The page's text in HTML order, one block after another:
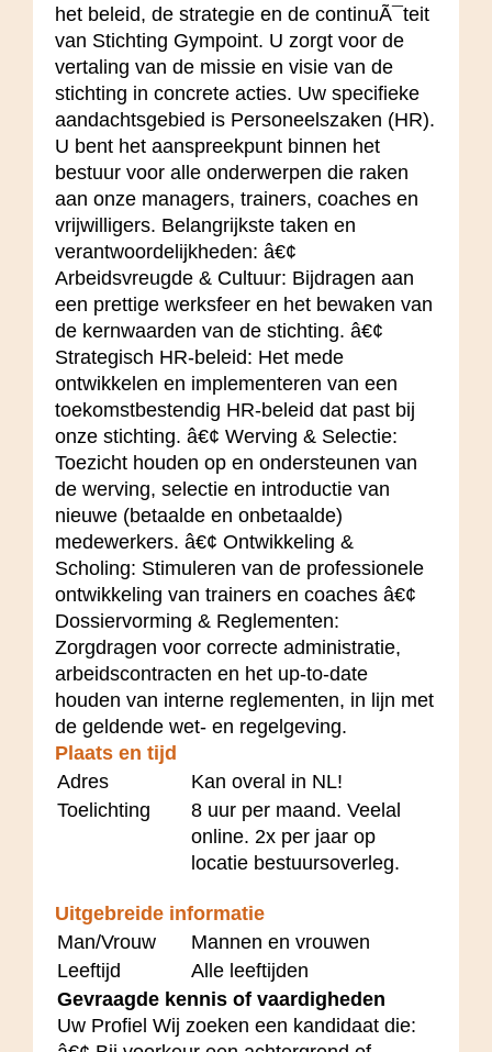
het beleid, de strategie en de continuÃ¯teit
van Stichting Gympoint. U zorgt voor de
vertaling van de missie en visie van de
stichting in concrete acties. Uw specifieke
aandachtsgebied is Personeelszaken (HR).
U bent het aanspreekpunt binnen het
bestuur voor alle onderwerpen die raken
aan onze managers, trainers, coaches en
vrijwilligers. Belangrijkste taken en
verantwoordelijkheden: â€¢
Arbeidsvreugde & Cultuur: Bijdragen aan
een prettige werksfeer en het bewaken van
de kernwaarden van de stichting. â€¢
Strategisch HR-beleid: Het mede
ontwikkelen en implementeren van een
toekomstbestendig HR-beleid dat past bij
onze stichting. â€¢ Werving & Selectie:
Toezicht houden op en ondersteunen van
de werving, selectie en introductie van
nieuwe (betaalde en onbetaalde)
medewerkers. â€¢ Ontwikkeling &
Scholing: Stimuleren van de professionele
ontwikkeling van trainers en coaches â€¢
Dossiervorming & Reglementen:
Zorgdragen voor correcte administratie,
arbeidscontracten en het up-to-date
houden van interne reglementen, in lijn met
de geldende wet- en regelgeving.
Plaats en tijd
Adres
Kan overal in NL!
Toelichting
8 uur per maand. Veelal
online. 2x per jaar op
locatie bestuursoverleg.
Uitgebreide informatie
Man/Vrouw
Mannen en vrouwen
Leeftijd
Alle leeftijden
Gevraagde kennis of vaardigheden
Uw Profiel Wij zoeken een kandidaat die: